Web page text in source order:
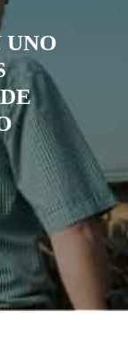
UNO